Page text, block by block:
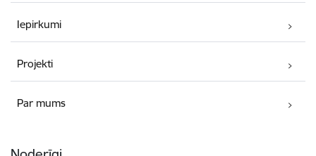
Iepirkumi
Projekti
Par mums